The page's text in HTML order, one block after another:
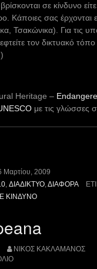
σε κίνδυνο είτε
Κάποιες σας έρχονται
Τσακώνικα). Για τις
τον δικτυακό
Heritage –
με τις γλώσσες
Μαρτίου, 2009
, ΔΙΑΔΊΚΤΥΟ,ΔΙΆΦΟΡΑ
ΚΊΝΔΥΝΟ
ΝΊΚΟΣ ΚΑΚΛΑΜΆΝΟΣ